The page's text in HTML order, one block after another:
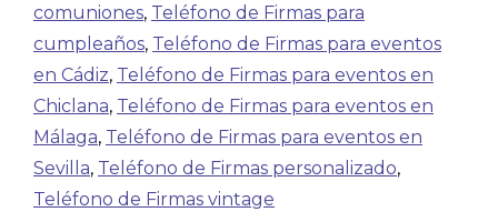
comuniones, Teléfono de Firmas para
cumpleaños, Teléfono de Firmas para eventos
en Cádiz, Teléfono de Firmas para eventos en
Chiclana, Teléfono de Firmas para eventos en
Málaga, Teléfono de Firmas para eventos en
Sevilla, Teléfono de Firmas personalizado,
Teléfono de Firmas vintage